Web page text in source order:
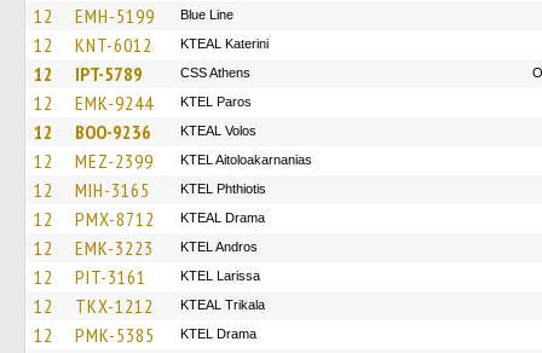
12 EMH-5199 Blue Line
12 KNT-6012 KTEAL Katerini
12 IPT-5789 CSS Athens
12 EMK-9244 KTEL Paros
12 BOO-9236 KTEAL Volos
12 MEZ-2399 KTEL Aitoloakarnanias
12 MIH-3165 ΚΤΕL Phthiotis
12 PMX-8712 KTEAL Drama
12 EMK-3223 KTEL Andros
12 PIT-3161 KTEL Larissa
12 TKX-1212 KTEAL Trikala
12 PMK-5385 KTEL Drama